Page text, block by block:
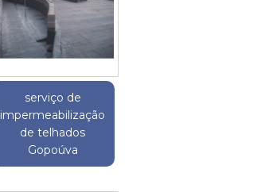
serviço de
impermeabilização
de telhados
Gopoúva